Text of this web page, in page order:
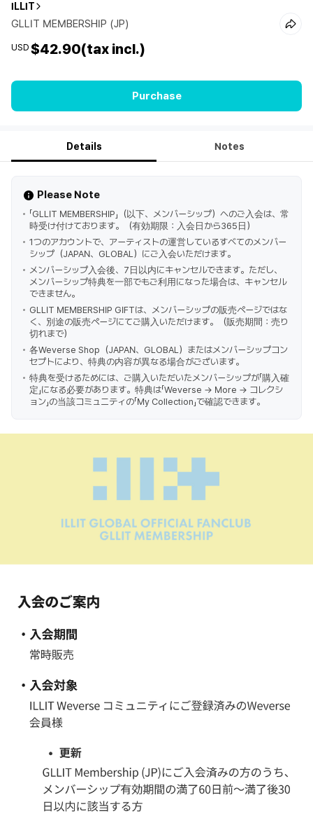
ILLIT
GLLIT MEMBERSHIP (JP)
USD $42.90(tax incl.)
Purchase
Details Notes
Please Note
「GLLIT MEMBERSHIP」（以下、メンバーシップ）へのご入会は、常
時受け付けております。（有効期限：入会日から365日）
1つのアカウントで、アーティストの運営しているすべてのメンバー
シップ（JAPAN、GLOBAL）にご入会いただけます。
メンバーシップ入会後、7日以内にキャンセルできます。ただし、
メンバーシップ特典を一部でもご利用になった場合は、キャンセル
できません。
GLLIT MEMBERSHIP GIFTは、メンバーシップの販売ページではな
く、別途の販売ページにてご購入いただけます。（販売期間：売り
切れまで）
各Weverse Shop（JAPAN、GLOBAL）またはメンバーシップコン
セプトにより、特典の内容が異なる場合がございます。
特典を受けるためには、ご購入いただいたメンバーシップが「購入確
定」になる必要があります。特典は「Weverse → More → コレクシ
ョン」の当該コミュニティの「My Collection」で確認できます。